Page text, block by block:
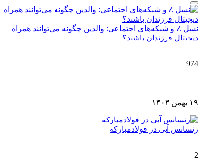
نسل Z و شبکه‌های اجتماعی: والدین چگونه می‌توانند همراه
دیجیتال فرزندان باشند؟
974
۱۹ بهمن ۱۴۰۳
رنسانس آبی در فولادمبارکه
2